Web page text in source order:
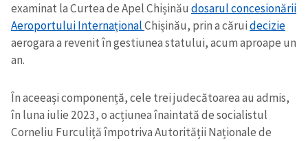
examinat la Curtea de Apel Chișinău dosarul concesionării
Aeroportului InternaționalChișinău, prin a căruidecizie
aerogara a revenit în gestiunea statului, acum aproape un
an.
În aceeași componență, cele trei judecătoarea au admis,
în luna iulie 2023, o acțiunea înaintată de socialistul
Corneliu Furculiță împotriva Autorității Naționale de